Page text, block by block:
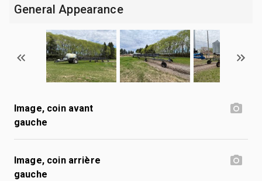
General Appearance
Image, coin avant
gauche
Image, coin arrière
gauche